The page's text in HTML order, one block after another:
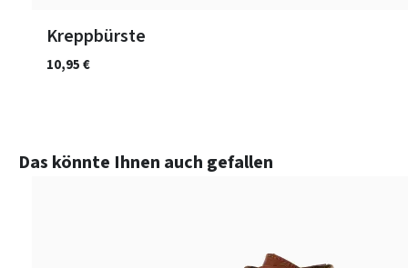
Kreppbürste
10,95 €
Produktgalerie überspringen
Das könnte Ihnen auch gefallen